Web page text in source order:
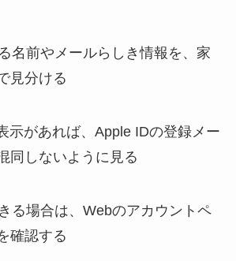
名前やメールらしき情報を、家
見分ける
示があれば、Apple IDの登録メー
同しないように見る
る場合は、Webのアカウントペ
確認する